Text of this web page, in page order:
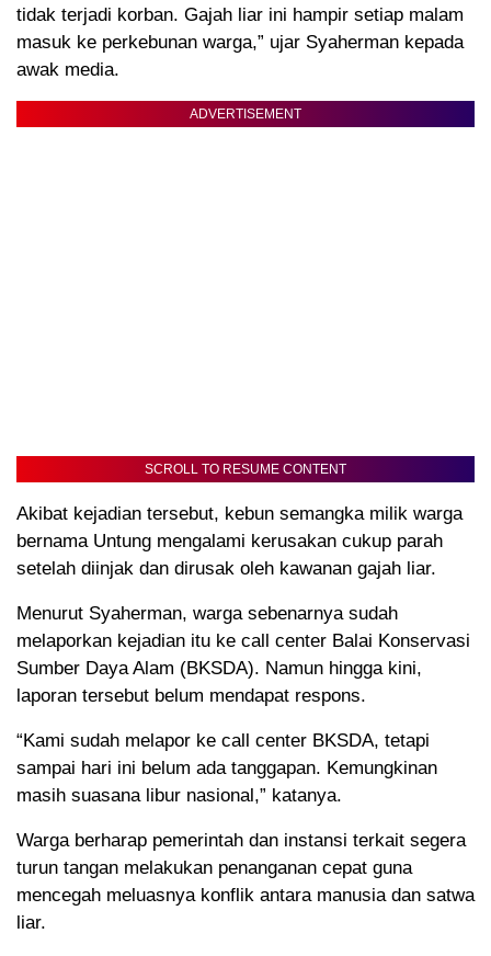
tidak terjadi korban. Gajah liar ini hampir setiap malam
masuk ke perkebunan warga,” ujar Syaherman kepada
awak media.
ADVERTISEMENT
SCROLL TO RESUME CONTENT
Akibat kejadian tersebut, kebun semangka milik warga
bernama Untung mengalami kerusakan cukup parah
setelah diinjak dan dirusak oleh kawanan gajah liar.
Menurut Syaherman, warga sebenarnya sudah
melaporkan kejadian itu ke call center Balai Konservasi
Sumber Daya Alam (BKSDA). Namun hingga kini,
laporan tersebut belum mendapat respons.
“Kami sudah melapor ke call center BKSDA, tetapi
sampai hari ini belum ada tanggapan. Kemungkinan
masih suasana libur nasional,” katanya.
Warga berharap pemerintah dan instansi terkait segera
turun tangan melakukan penanganan cepat guna
mencegah meluasnya konflik antara manusia dan satwa
liar.